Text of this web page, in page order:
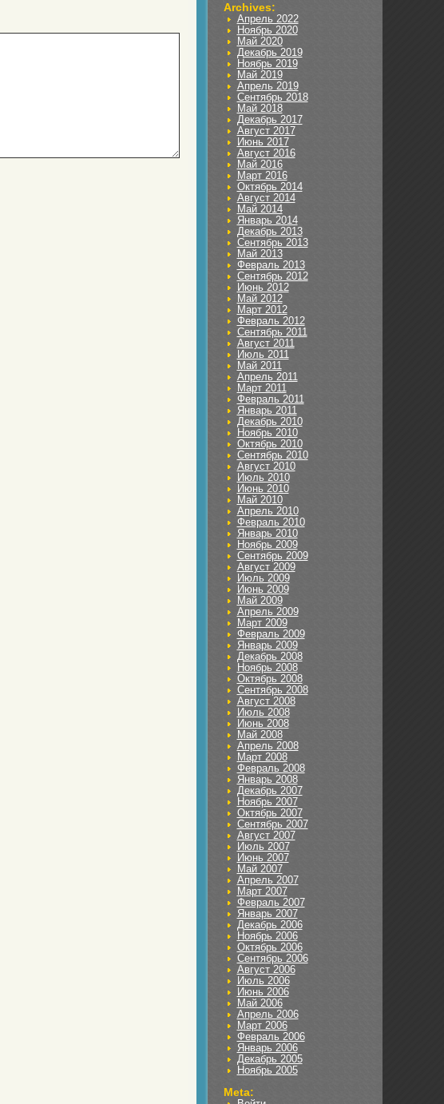
Archives:
Апрель 2022
Ноябрь 2020
Май 2020
Декабрь 2019
Ноябрь 2019
Май 2019
Апрель 2019
Сентябрь 2018
Май 2018
Декабрь 2017
Август 2017
Июнь 2017
Август 2016
Май 2016
Март 2016
Октябрь 2014
Август 2014
Май 2014
Январь 2014
Декабрь 2013
Сентябрь 2013
Май 2013
Февраль 2013
Сентябрь 2012
Июнь 2012
Май 2012
Март 2012
Февраль 2012
Сентябрь 2011
Август 2011
Июль 2011
Май 2011
Апрель 2011
Март 2011
Февраль 2011
Январь 2011
Декабрь 2010
Ноябрь 2010
Октябрь 2010
Сентябрь 2010
Август 2010
Июль 2010
Июнь 2010
Май 2010
Апрель 2010
Февраль 2010
Январь 2010
Ноябрь 2009
Сентябрь 2009
Август 2009
Июль 2009
Июнь 2009
Май 2009
Апрель 2009
Март 2009
Февраль 2009
Январь 2009
Декабрь 2008
Ноябрь 2008
Октябрь 2008
Сентябрь 2008
Август 2008
Июль 2008
Июнь 2008
Май 2008
Апрель 2008
Март 2008
Февраль 2008
Январь 2008
Декабрь 2007
Ноябрь 2007
Октябрь 2007
Сентябрь 2007
Август 2007
Июль 2007
Июнь 2007
Май 2007
Апрель 2007
Март 2007
Февраль 2007
Январь 2007
Декабрь 2006
Ноябрь 2006
Октябрь 2006
Сентябрь 2006
Август 2006
Июль 2006
Июнь 2006
Май 2006
Апрель 2006
Март 2006
Февраль 2006
Январь 2006
Декабрь 2005
Ноябрь 2005
Meta: